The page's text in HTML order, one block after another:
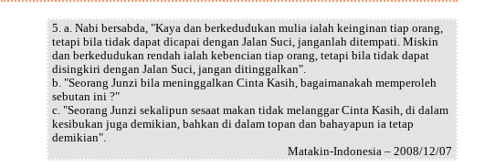
5. a. Nabi bersabda, "Kaya dan berkedudukan mulia ialah keinginan tiap orang,
tetapi bila tidak dapat dicapai dengan Jalan Suci, janganlah ditempati. Miskin
dan berkedudukan rendah ialah kebencian tiap orang, tetapi bila tidak dapat
disingkiri dengan Jalan Suci, jangan ditinggalkan".
b. "Seorang Junzi bila meninggalkan Cinta Kasih, bagaimanakah memperoleh
sebutan ini ?"
c. "Seorang Junzi sekalipun sesaat makan tidak melanggar Cinta Kasih, di dalam
kesibukan juga demikian, bahkan di dalam topan dan bahayapun ia tetap
demikian".
Matakin-Indonesia – 2008/12/07